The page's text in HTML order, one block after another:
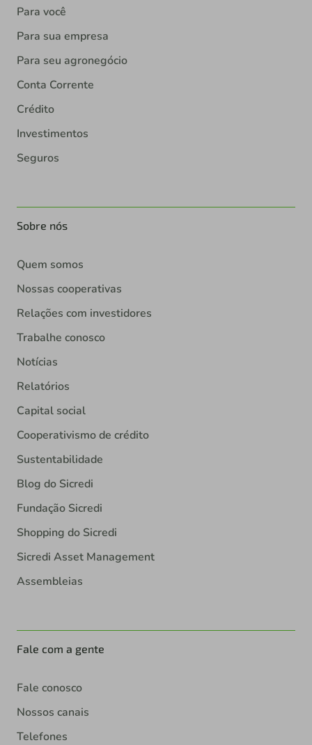
Para você
Para sua empresa
Para seu agronegócio
Conta Corrente
Crédito
Investimentos
Seguros
Sobre nós
Quem somos
Nossas cooperativas
Relações com investidores
Trabalhe conosco
Notícias
Relatórios
Capital social
Cooperativismo de crédito
Sustentabilidade
Blog do Sicredi
Fundação Sicredi
Shopping do Sicredi
Sicredi Asset Management
Assembleias
Fale com a gente
Fale conosco
Nossos canais
Telefones